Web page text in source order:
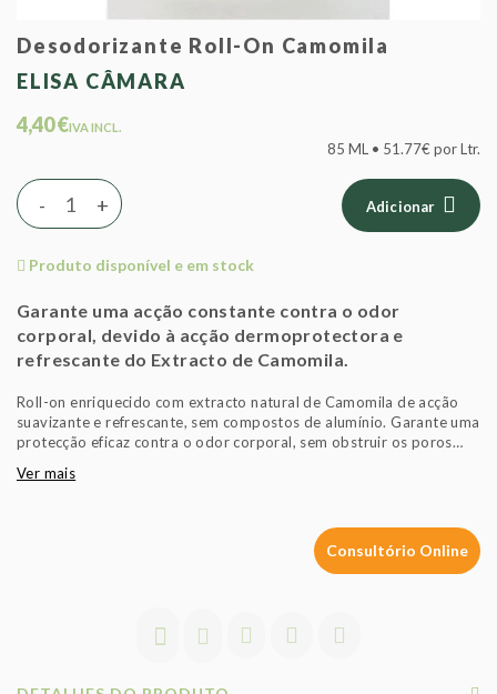
Desodorizante Roll-On Camomila
ELISA CÂMARA
4,40 €IVA INCL.
85 ML • 51.77€ por Ltr.
+
- Adicionar
Produto disponível e em stock
Garante uma acção constante contra o odor
corporal, devido à acção dermoprotectora e
refrescante do Extracto de Camomila.
Roll-on enriquecido com extracto natural de Camomila de acção
suavizante e refrescante, sem compostos de alumínio. Garante uma
protecção eficaz contra o odor corporal, sem obstruir os poros
frasco na zona das axilas.
Ver mais
Consultório Online